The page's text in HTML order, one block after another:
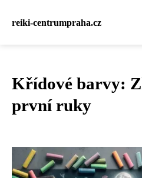
reiki-centrumpraha.cz
Křídové barvy:
první ruky